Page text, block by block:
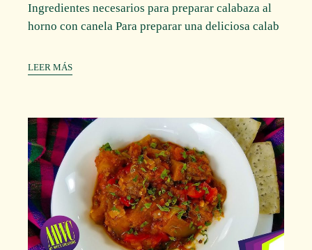
Ingredientes necesarios para preparar calabaza al
horno con canela Para preparar una deliciosa calab
LEER MÁS